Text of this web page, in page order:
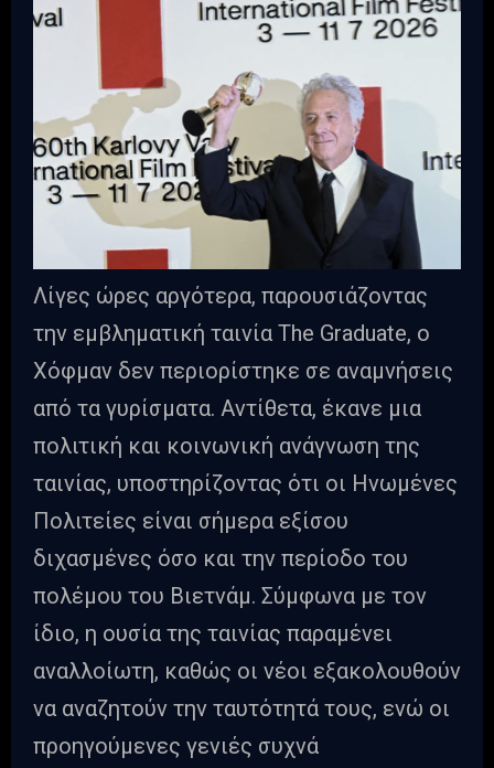
Λίγες ώρες αργότερα, παρουσιάζοντας
την εμβληματική ταινία The Graduate, ο
Χόφμαν δεν περιορίστηκε σε αναμνήσεις
από τα γυρίσματα. Αντίθετα, έκανε μια
πολιτική και κοινωνική ανάγνωση της
ταινίας, υποστηρίζοντας ότι οι Ηνωμένες
Πολιτείες είναι σήμερα εξίσου
διχασμένες όσο και την περίοδο του
πολέμου του Βιετνάμ. Σύμφωνα με τον
ίδιο, η ουσία της ταινίας παραμένει
αναλλοίωτη, καθώς οι νέοι εξακολουθούν
να αναζητούν την ταυτότητά τους, ενώ οι
προηγούμενες γενιές συχνά